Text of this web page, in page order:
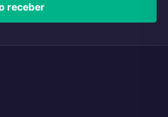
receber